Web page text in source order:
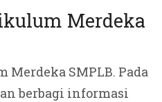
Merdeka
SMPLB. Pada
berbagi informasi